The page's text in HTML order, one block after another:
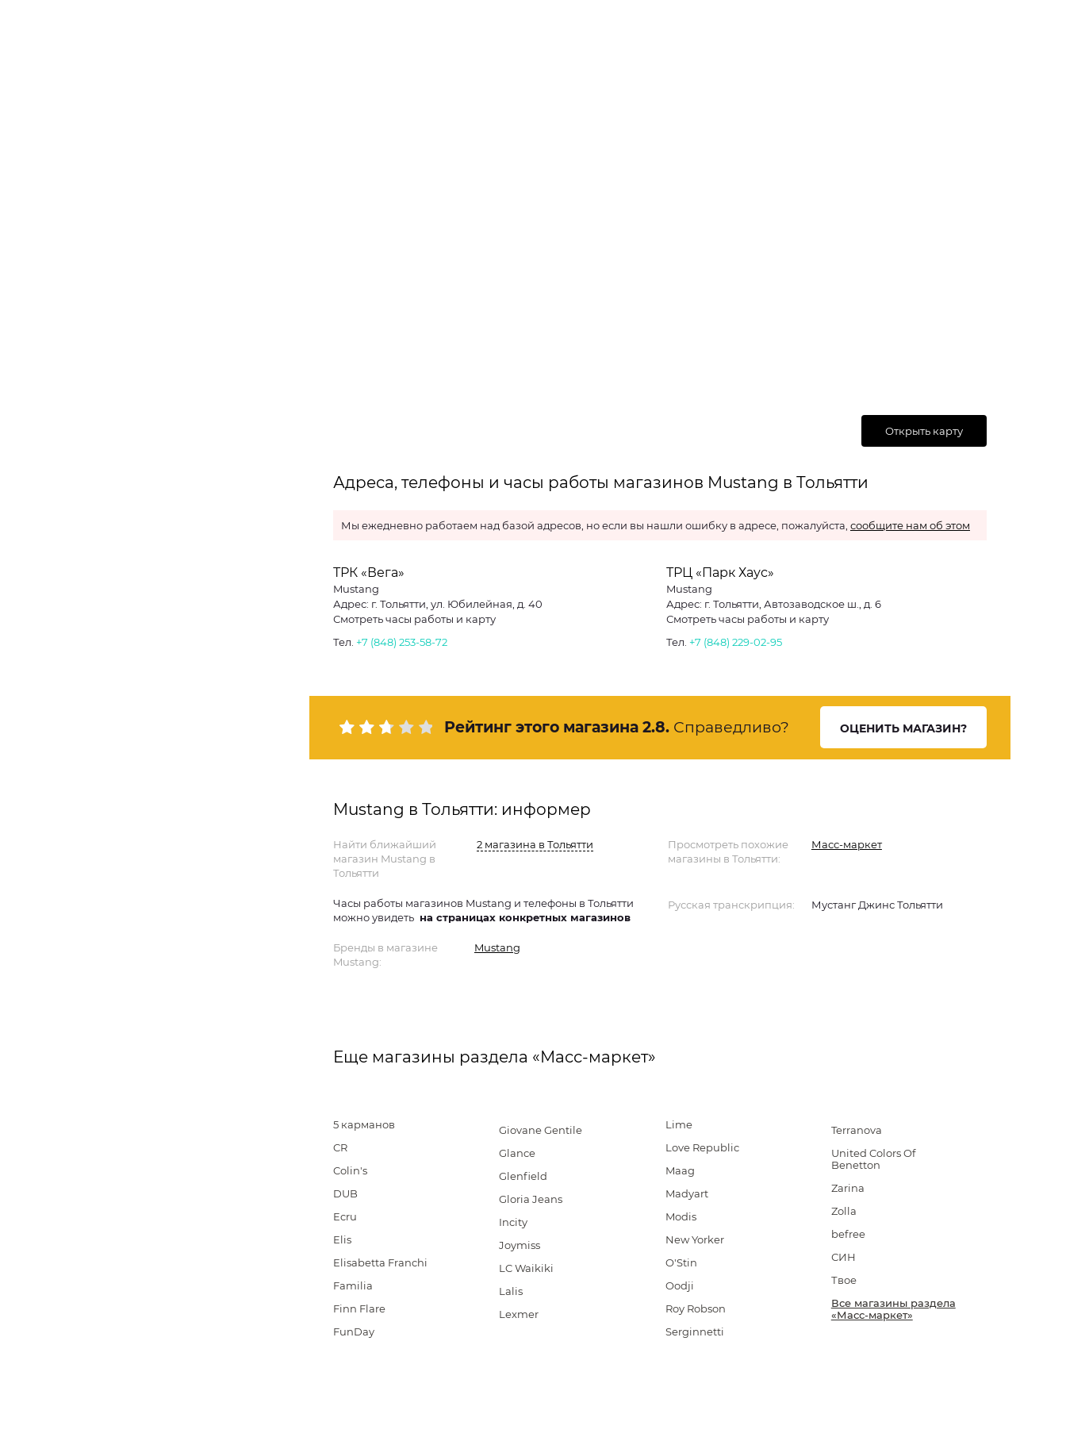
Открыть карту
Адреса, телефоны и часы работы магазинов Mustang в Тольятти
Мы ежедневно работаем над базой адресов, но если вы нашли ошибку в адресе, пожалуйста, сообщите нам об этом
ТРК «Вега»
Mustang
Адрес: г. Тольятти, ул. Юбилейная, д. 40
Смотреть часы работы и карту
Тел. +7 (848) 253-58-72
ТРЦ «Парк Хаус»
Mustang
Адрес: г. Тольятти, Автозаводское ш., д. 6
Смотреть часы работы и карту
Тел. +7 (848) 229-02-95
Рейтинг этого магазина 2.8. Справедливо? ОЦЕНИТЬ МАГАЗИН?
Mustang в Тольятти: информер
Найти ближайший
магазин Mustang в
Тольятти
2 магазина в Тольятти
Часы работы магазинов Mustang и телефоны в Тольятти
можно увидеть на страницах конкретных магазинов
Просмотреть похожие
магазины в Тольятти:
Масс-маркет
Русская транскрипция: Мустанг Джинс Тольятти
Бренды в магазине
Mustang:
Mustang
Еще магазины раздела «Масс-маркет»
5 карманов
CR
Colin's
DUB
Ecru
Elis
Elisabetta Franchi
Familia
Finn Flare
FunDay
Giovane Gentile
Glance
Glenfield
Gloria Jeans
Incity
Joymiss
LC Waikiki
Lalis
Lexmer
Lime
Love Republic
Maag
Madyart
Modis
New Yorker
O'Stin
Oodji
Roy Robson
Serginnetti
Terranova
United Colors Of
Benetton
Zarina
Zolla
befree
СИН
Твое
Все магазины раздела
«Масс-маркет»